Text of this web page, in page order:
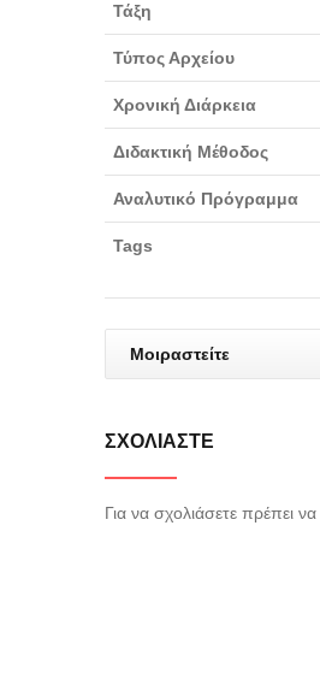
Τάξη
Τύπος Αρχείου
Χρονική Διάρκεια
Διδακτική Μέθοδος
Αναλυτικό Πρόγραμμα
Tags
Μοιραστείτε
ΣΧΟΛΙΆΣΤΕ
Για να σχολιάσετε πρέπει να